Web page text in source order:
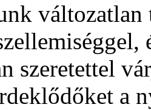
szeretettel
a